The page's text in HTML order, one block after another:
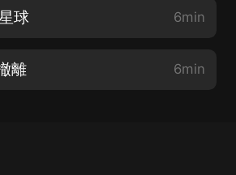
球 6min
離 6min